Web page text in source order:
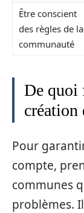
Être conscient
des règles de la
communauté
De quoi
création
Pour
compte,
communes
problèmes.